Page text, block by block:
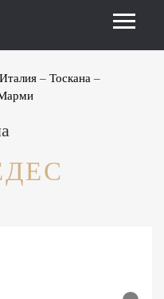
Италия
Тоскана